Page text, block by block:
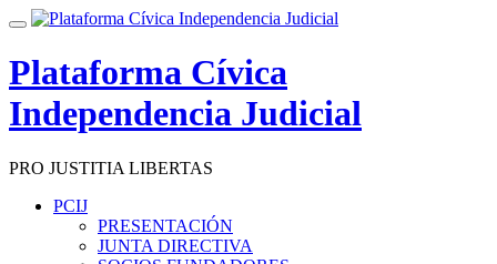
Saltar
Cambiar
Plataforma Cívica
Independencia Judicial
PRO JUSTITIA LIBERTAS
PCIJ
PRESENTACIÓN
JUNTA DIRECTIVA